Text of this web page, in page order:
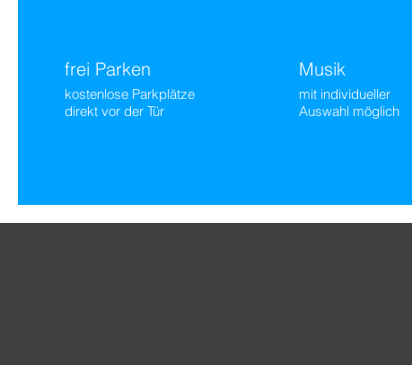
frei Parken
kostenlose Parkplätze
direkt vor der Tür
Musik
mit individueller
Auswahl möglich